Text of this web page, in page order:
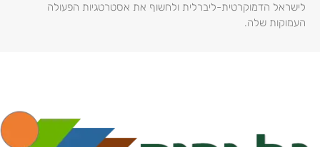
לישראל הדמוקרטית-ליברלית ולחשוף את אסטרטגיות הפעולה
העמוקות שלה.